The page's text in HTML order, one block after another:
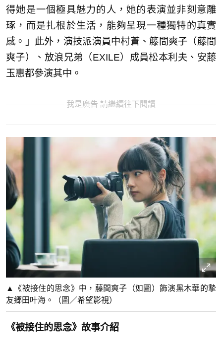
得她是一個極具魅力的人，她的表演並非刻意雕
琢，而是扎根於生活，能夠呈現一種獨特的真實
感。」此外，演技派演員中村蒼、籐間爽子（藤間
爽子）、放浪兄弟（EXILE）成員松本利夫、安藤
玉惠都參演其中。
我是廣告 請繼續往下閱讀
▲《被接住的思念》中，藤間爽子（如圖）飾演黑木華的摯
友郷田叶海。（圖／希望影視）
《被接住的思念》故事介紹